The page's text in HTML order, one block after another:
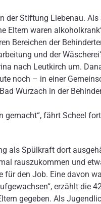
der Stiftung Liebenau.
Eltern waren
Bereichen der
und der
nach Leutkirch um.
noch – in einer
Wurzach in der
gemacht“, fährt Scheel
als Spülkraft dort
rauszukommen und
für den Job. Eine davon
erzählt die
gegeben. Als